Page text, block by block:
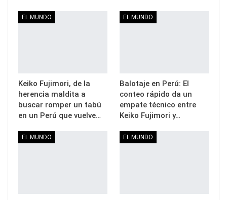
EL MUNDO
Keiko Fujimori, de la
herencia maldita a
buscar romper un tabú
en un Perú que vuelve…
EL MUNDO
Balotaje en Perú: El
conteo rápido da un
empate técnico entre
Keiko Fujimori y…
EL MUNDO EL MUNDO